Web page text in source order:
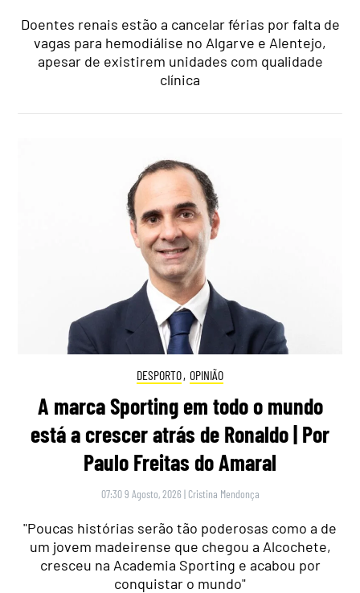
Doentes renais estão a cancelar férias por falta de
vagas para hemodiálise no Algarve e Alentejo,
apesar de existirem unidades com qualidade
clínica
DESPORTO, OPINIÃO
A marca Sporting em todo o mundo
está a crescer atrás de Ronaldo | Por
Paulo Freitas do Amaral
07:30 9 Agosto, 2026 | Cristina Mendonça
"Poucas histórias serão tão poderosas como a de
um jovem madeirense que chegou a Alcochete,
cresceu na Academia Sporting e acabou por
conquistar o mundo"